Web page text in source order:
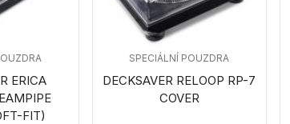
ERICA
FIT)
DECKSAVER RELOOP RP-7
COVER
SPECIÁLNÍ POUZDRA